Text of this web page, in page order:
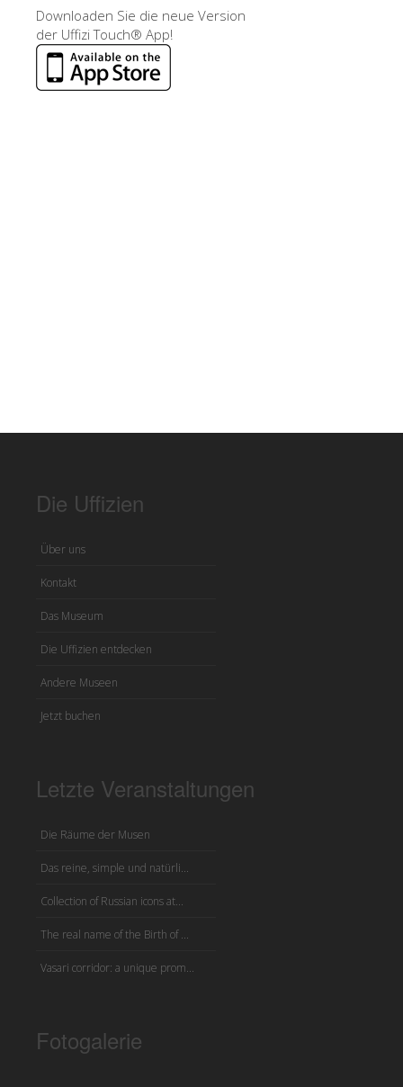
Downloaden Sie die neue Version
der Uffizi Touch® App!
Die Uffizien
Über uns
Kontakt
Das Museum
Die Uffizien entdecken
Andere Museen
Jetzt buchen
Letzte Veranstaltungen
Die Räume der Musen
Das reine, simple und natürli...
Collection of Russian icons at...
The real name of the Birth of ...
Vasari corridor: a unique prom...
Fotogalerie